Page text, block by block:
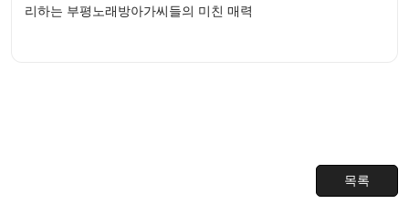
리하는 부평노래방아가씨들의 미친 매력
목록